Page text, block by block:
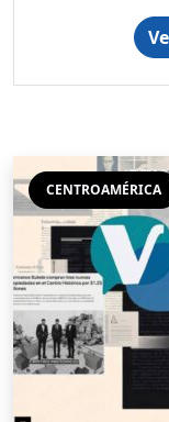
CENTROAMÉRICA